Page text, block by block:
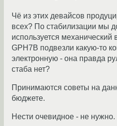
Чё из этих девайсов
всех? По стабилизации мы
используется
GPH7B подвезли какую-то
электронную - она правда
стаба нет?
Принимаются советы на
бюджете.
Нести очевидное - не нужно.